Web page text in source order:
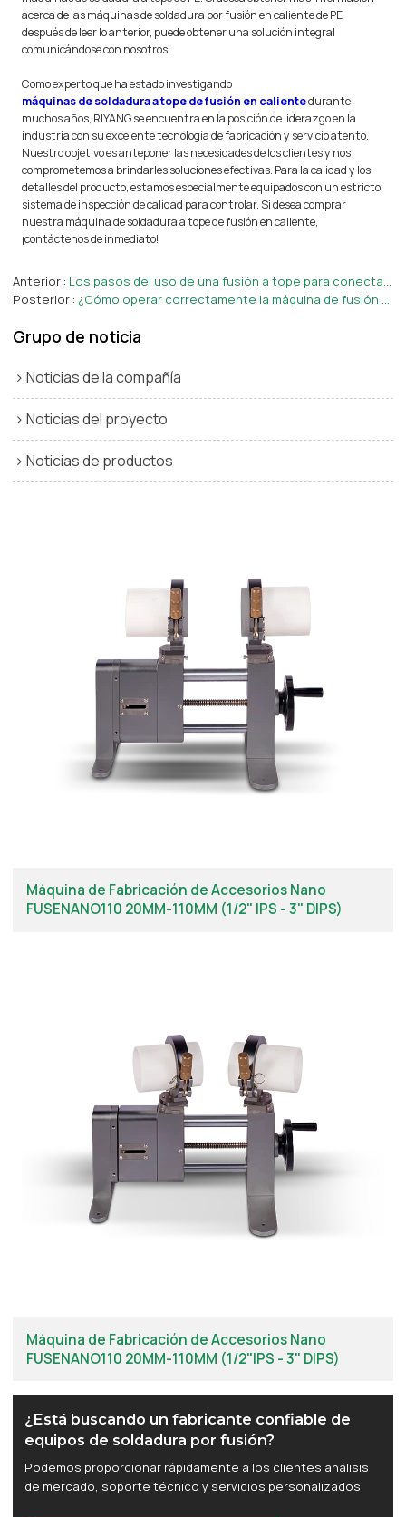
acerca de las máquinas de soldadura por fusión en caliente de PE
después de leer lo anterior, puede obtener una solución integral
comunicándose con nosotros.
Como experto que ha estado investigando
máquinas de soldadura a tope de fusión en calientedurante
muchos años, RIYANG se encuentra en la posición de liderazgo en la
industria con su excelente tecnología de fabricación y servicio atento.
Nuestro objetivo es anteponer las necesidades de los clientes y nos
comprometemos a brindarles soluciones efectivas. Para la calidad y los
detalles del producto, estamos especialmente equipados con un estricto
sistema de inspección de calidad para controlar. Si desea comprar
nuestra máquina de soldadura a tope de fusión en caliente,
¡contáctenos de inmediato!
Anterior
Los pasos del uso de una fusión a tope para conectar tuberías de polietileno de gran diámetro
Posterior
¿Cómo operar correctamente la máquina de fusión a tope para soldar tuberías de PE?
Grupo de noticia
Noticias de la compañía
Noticias del proyecto
Noticias de productos
Máquina de Fabricación de Accesorios Nano
FUSENANO110 20MM-110MM (1/2" IPS - 3" DIPS)
Máquina de Fabricación de Accesorios Nano
FUSENANO110 20MM-110MM (1/2"IPS - 3" DIPS)
¿Está buscando un fabricante confiable de
equipos de soldadura por fusión?
Podemos proporcionar rápidamente a los clientes análisis
de mercado, soporte técnico y servicios personalizados.